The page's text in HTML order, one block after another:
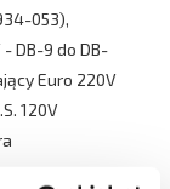
053),
DB-9 do DB-
Euro 220V
120V